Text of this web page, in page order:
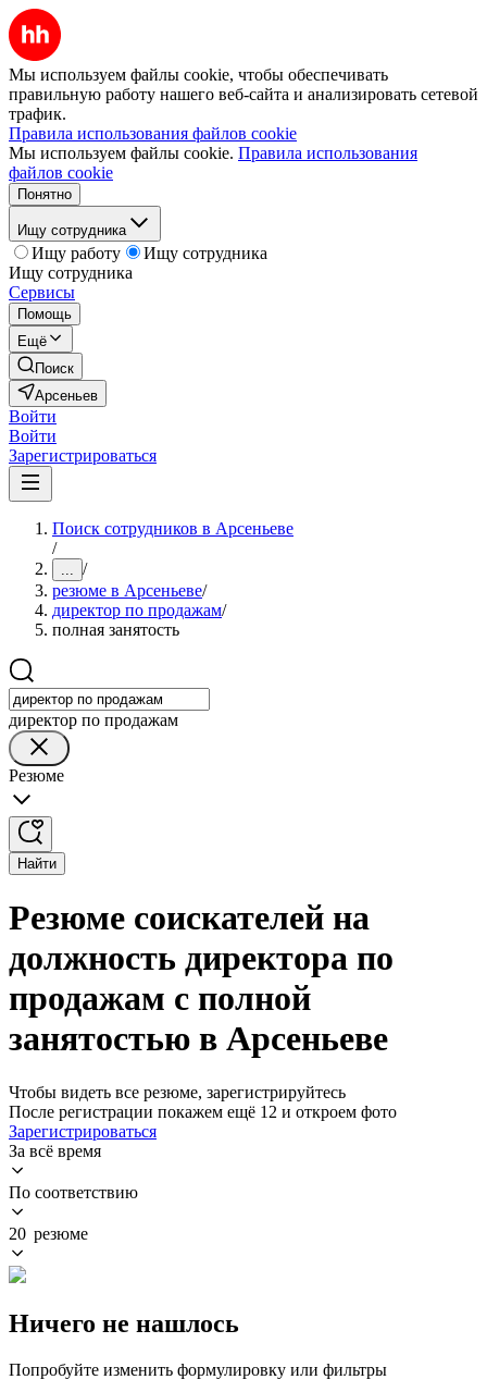
Мы используем файлы cookie, чтобы обеспечивать
правильную работу нашего веб-сайта и анализировать сетевой
трафик.
Правила использования файлов cookie
Мы используем файлы cookie. Правила использования
файлов cookie
Понятно
Ищу сотрудника
Ищу работу
Ищу сотрудника
Ищу сотрудника
Сервисы
Помощь
Ещё
Поиск
Арсеньев
Войти
Войти
Зарегистрироваться
Поиск сотрудников в Арсеньеве
/
... /
резюме в Арсеньеве/
директор по продажам/
полная занятость
директор по продажам
Резюме
Найти
Резюме соискателей на
должность директора по
продажам с полной
занятостью в Арсеньеве
Чтобы видеть все резюме, зарегистрируйтесь
После регистрации покажем ещё 12 и откроем фото
Зарегистрироваться
За всё время
По соответствию
20 резюме
Ничего не нашлось
Попробуйте изменить формулировку или фильтры